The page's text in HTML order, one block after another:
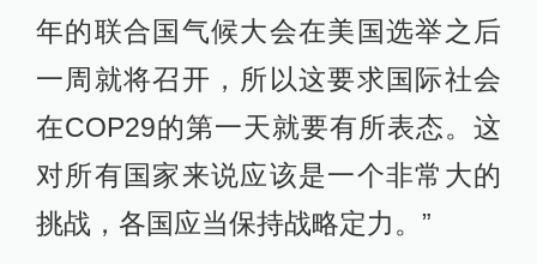
年的联合国气候大会在美国选举之后
一周就将召开，所以这要求国际社会
在COP29的第一天就要有所表态。这
对所有国家来说应该是一个非常大的
挑战，各国应当保持战略定力。”